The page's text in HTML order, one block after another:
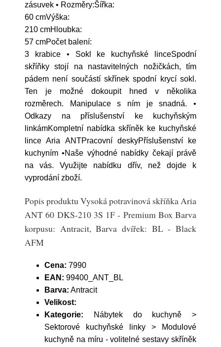
zásuvek • Rozměry:Šířka:
60 cmVýška:
210 cmHloubka:
57 cmPočet balení:
3 krabice • Sokl ke kuchyňské linceSpodní
skříňky stojí na nastavitelných nožičkách, tím
pádem není součástí skřínek spodní krycí sokl.
Ten je možné dokoupit hned v několika
rozměrech. Manipulace s ním je snadná. •
Odkazy na příslušenství ke kuchyňským
linkámKompletní nabídka skříněk ke kuchyňské
lince Aria ANTPracovní deskyPříslušenství ke
kuchyním •Naše výhodné nabídky čekají právě
na vás. Využijte nabídku dřív, než dojde k
vyprodání zboží.
Popis produktu Vysoká potravinová skříňka Aria
ANT 60 DKS-210 3S 1F - Premium Box Barva
korpusu: Antracit, Barva dvířek: BL - Black
AFM
Cena: 7990
EAN: 99400_ANT_BL
Barva: Antracit
Velikost:
Kategorie: Nábytek do kuchyně >
Sektorové kuchyňské linky > Modulové
kuchyně na míru - volitelné sestavy skříněk